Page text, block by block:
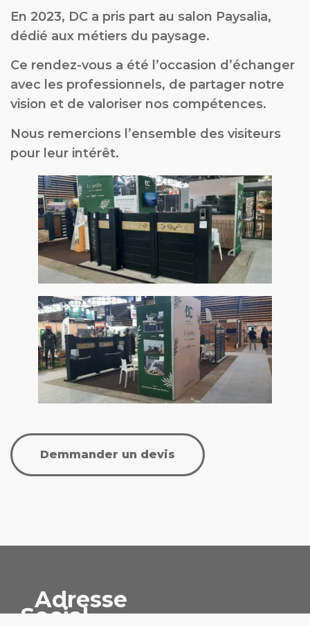
En 2023, DC a pris part au salon Paysalia,
dédié aux métiers du paysage.
Ce rendez-vous a été l’occasion d’échanger
avec les professionnels, de partager notre
vision et de valoriser nos compétences.
Nous remercions l’ensemble des visiteurs
pour leur intérêt.
Demmander un devis
Social
Adresse